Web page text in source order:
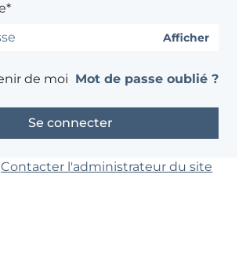
Afficher
de moi Mot de passe oublié ?
Contacter l'administrateur du site